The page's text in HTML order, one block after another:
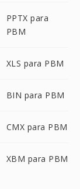
PPTX para
PBM
XLS para PBM
BIN para PBM
CMX para PBM
XBM para PBM